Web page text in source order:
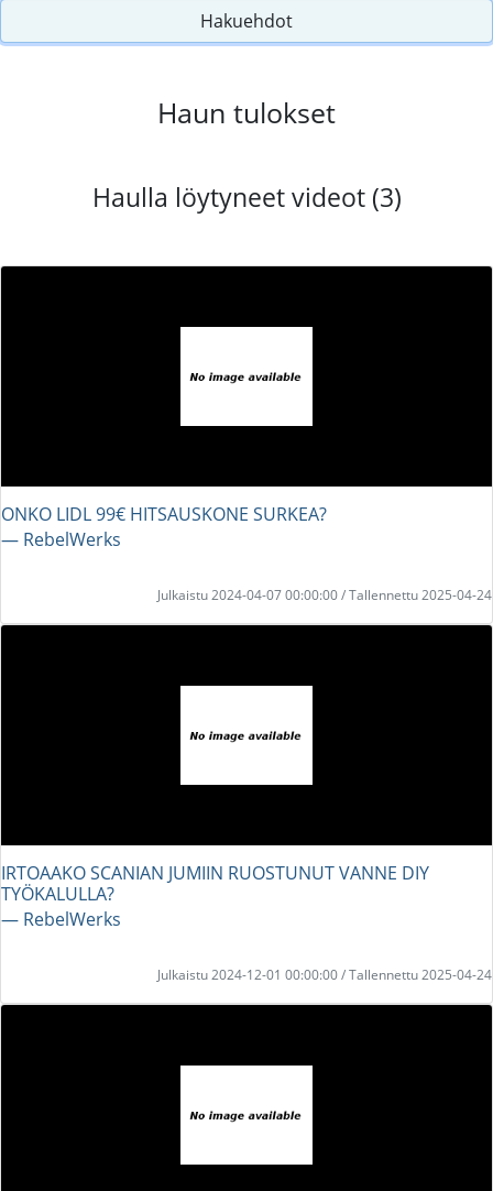
Hakuehdot
Haun tulokset
Haulla löytyneet videot (3)
ONKO LIDL 99€ HITSAUSKONE SURKEA?
― RebelWerks
Julkaistu 2024-04-07 00:00:00 / Tallennettu 2025-04-24
IRTOAAKO SCANIAN JUMIIN RUOSTUNUT VANNE DIY
TYÖKALULLA?
― RebelWerks
Julkaistu 2024-12-01 00:00:00 / Tallennettu 2025-04-24